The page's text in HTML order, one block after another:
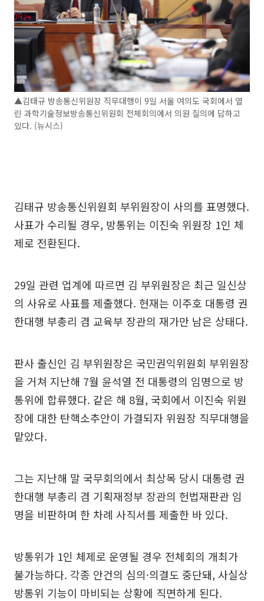
▲김태규 방송통신위원장 직무대행이 9일 서울 여의도 국회에서 열
린 과학기술정보방송통신위원회 전체회의에서 의원 질의에 답하고
있다. (뉴시스)
김태규 방송통신위원회 부위원장이 사의를 표명했다.
사표가 수리될 경우, 방통위는 이진숙 위원장 1인 체
제로 전환된다.
29일 관련 업계에 따르면 김 부위원장은 최근 일신상
의 사유로 사표를 제출했다. 현재는 이주호 대통령 권
한대행 부총리 겸 교육부 장관의 재가만 남은 상태다.
판사 출신인 김 부위원장은 국민권익위원회 부위원장
을 거쳐 지난해 7월 윤석열 전 대통령의 임명으로 방
통위에 합류했다. 같은 해 8월, 국회에서 이진숙 위원
장에 대한 탄핵소추안이 가결되자 위원장 직무대행을
맡았다.
그는 지난해 말 국무회의에서 최상목 당시 대통령 권
한대행 부총리 겸 기획재정부 장관의 헌법재판관 임
명을 비판하며 한 차례 사직서를 제출한 바 있다.
방통위가 1인 체제로 운영될 경우 전체회의 개최가
불가능하다. 각종 안건의 심의·의결도 중단돼, 사실상
방통위 기능이 마비되는 상황에 직면하게 된다.